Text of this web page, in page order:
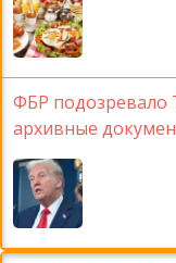
ФБР подозревало
архивные